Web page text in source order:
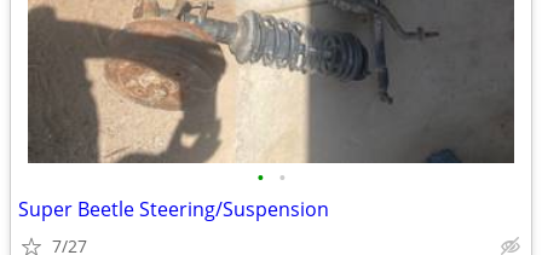
• •
Super Beetle Steering/Suspension
7/27